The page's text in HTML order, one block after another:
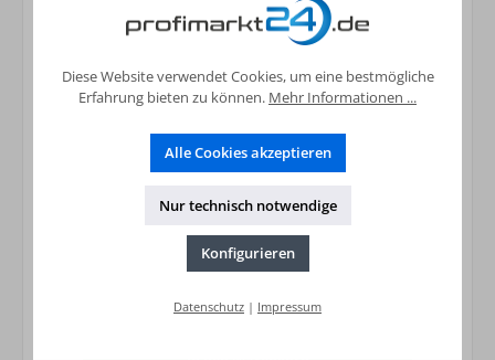
Preise inkl. MwSt. zzgl. Versandkosten
Diese Website verwendet Cookies, um eine bestmögliche
Erfahrung bieten zu können. Mehr Informationen ...
Alle Cookies akzeptieren
Nur technisch notwendige
Konfigurieren
Datenschutz | Impressum